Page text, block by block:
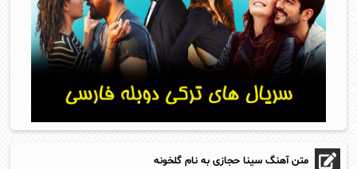
متن آهنگ سینا حجازی به نام گلخونه